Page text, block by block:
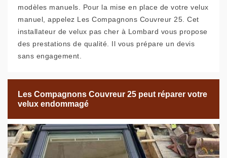
modèles manuels. Pour la mise en place de votre velux
manuel, appelez Les Compagnons Couvreur 25. Cet
installateur de velux pas cher à Lombard vous propose
des prestations de qualité. Il vous prépare un devis
sans engagement.
Les Compagnons Couvreur 25 peut réparer votre
velux endommagé